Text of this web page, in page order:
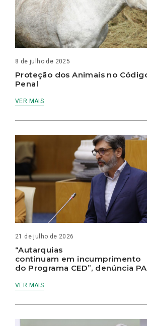
8 de julho de 2025
Proteção dos Animais no
Penal
VER MAIS
21 de julho de 2026
“Autarquias
continuam em incumprimento
do Programa CED”, denúncia
VER MAIS